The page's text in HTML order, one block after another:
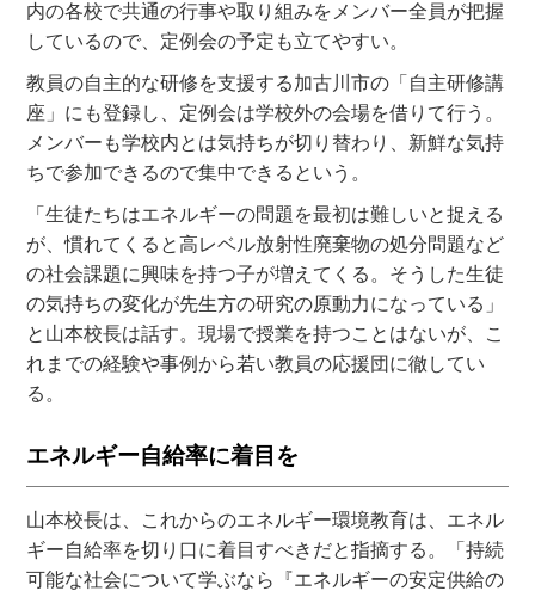
内の各校で共通の行事や取り組みをメンバー全員が把握
しているので、定例会の予定も立てやすい。
教員の自主的な研修を支援する加古川市の「自主研修講
座」にも登録し、定例会は学校外の会場を借りて行う。
メンバーも学校内とは気持ちが切り替わり、新鮮な気持
ちで参加できるので集中できるという。
「生徒たちはエネルギーの問題を最初は難しいと捉える
が、慣れてくると高レベル放射性廃棄物の処分問題など
の社会課題に興味を持つ子が増えてくる。そうした生徒
の気持ちの変化が先生方の研究の原動力になっている」
と山本校長は話す。現場で授業を持つことはないが、こ
れまでの経験や事例から若い教員の応援団に徹してい
る。
エネルギー自給率に着目を
山本校長は、これからのエネルギー環境教育は、エネル
ギー自給率を切り口に着目すべきだと指摘する。「持続
可能な社会について学ぶなら『エネルギーの安定供給の